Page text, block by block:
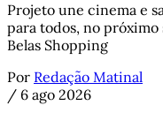
Projeto une cinema e
para todos, no próximo
Belas Shopping
Por Redação Matinal
/ 6 ago 2026